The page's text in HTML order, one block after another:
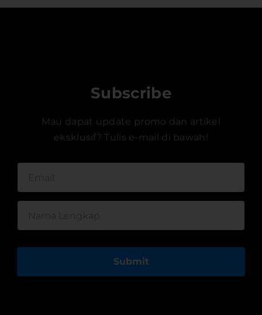
Subscribe
Mau dapat update promo dan artikel
eksklusif? Tulis e-mail di bawah!
Submit